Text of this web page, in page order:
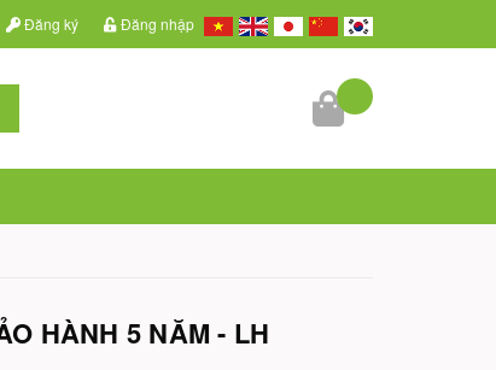
Đăng ký Đăng nhập
HÀNH 5 NĂM - LH